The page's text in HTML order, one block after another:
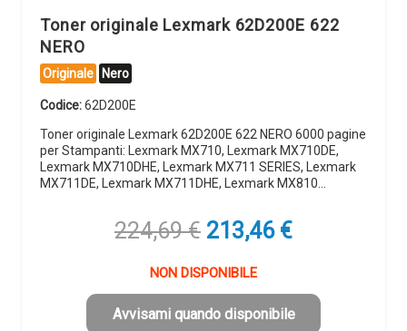
Toner originale Lexmark 62D200E 622
NERO
Originale Nero
Codice:62D200E
Toner originale Lexmark 62D200E 622 NERO 6000 pagine
per Stampanti: Lexmark MX710, Lexmark MX710DE,
Lexmark MX710DHE, Lexmark MX711 SERIES, Lexmark
MX711DE, Lexmark MX711DHE, Lexmark MX810…
224,69€ Il
prezzo
originale
era:
224,69 €.
213,46 €Il
è:
213,46 €.
NON DISPONIBILE
Avvisami quando disponibile